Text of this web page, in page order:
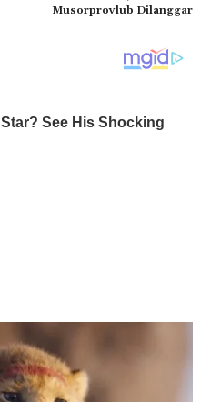
Musorprovlub Dilanggar